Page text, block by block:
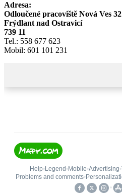
Adresa:
Odloučené pracoviště Nová Ves 32
Frýdlant nad Ostravicí
739 11
Tel.: 558 677 623
Mobil: 601 101 231